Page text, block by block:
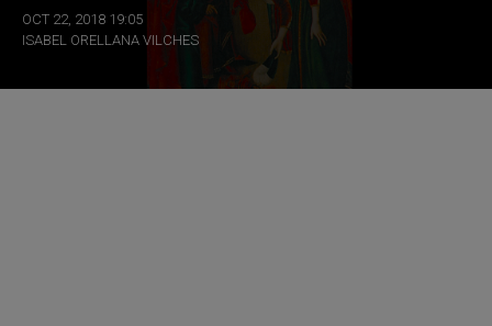
OCT 22, 2018 19:05
ISABEL ORELLANA VILCHES